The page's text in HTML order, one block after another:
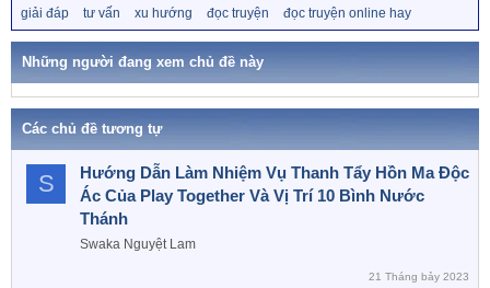
ừ
k
giải đáp tư vấn xu hướng đọc truyện đọc truyện online hay
Những người đang xem chủ đề này
Các chủ đề tương tự
S
Hướng Dẫn Làm Nhiệm Vụ Thanh Tẩy Hồn Ma Độc
Ác Của Play Together Và Vị Trí 10 Bình Nước
Thánh
Swaka Nguyệt Lam
21 Tháng bảy 2023